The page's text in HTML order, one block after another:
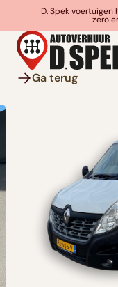
D. Spek
zero
Ga terug